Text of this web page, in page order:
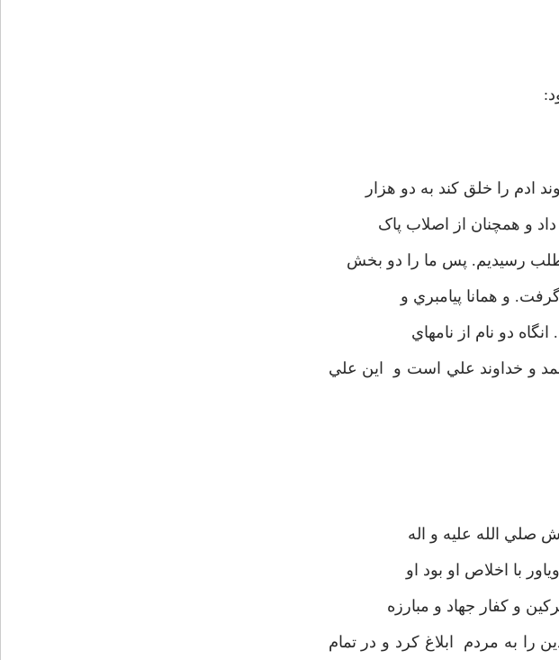
را خلق کند به دو هزار
و همچنان از اصلاب پاک
رسيديم. پس ما را دو بخش
و همانا پيامبري و
دو نام از نامهاي
و خداوند علي است و اين علي
صلي الله عليه و اله
با اخلاص او بود او
و کفار جهاد و مبارزه
را به مردم ابلاغ کرد و در تمام